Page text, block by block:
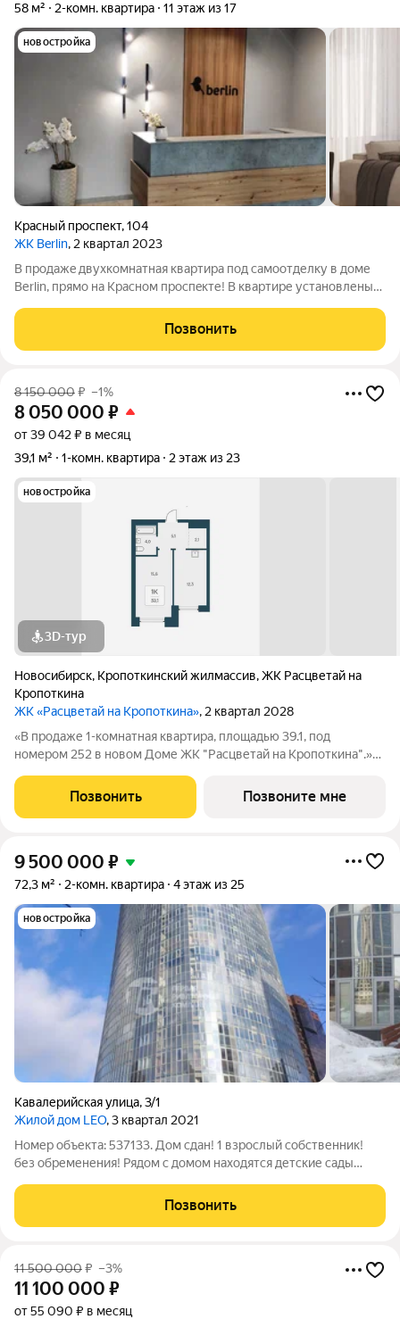
58 м² 2-комн. квартира 11 этаж из 17
новостройка
Красный проспект,104
ЖК Berlin, 2 квартал 2023
В пpодажe двухкомнатная квартира под самоотделку в доме
Веrlin, прямo на Kрaсном пpocпeкте! В квартире установлены
Guаrdiаn, приточная вентиляция и многоступенчатая
фильтрация воздуха. В доме
Позвонить
8 150 000₽ –1%
8 050 000 ₽
от 39 042 ₽ в месяц
39,1 м²
1-комн. квартира 2 этаж из 23
новостройка
3D-тур
Новосибирск, Кропоткинский жилмассив,ЖК Расцветай на
Кропоткина
ЖК «Расцветай на Кропоткина», 2 квартал 2028
«В продаже 1-комнатная квартира, площадью 39.1, под
номером 252 в новом Доме ЖК "Расцветай на Кропоткина".»
«Ельцовского парка» в 10 минутах от Красного проспекта.
Проект выделяется своей
Позвонить Позвоните мне
9 500 000 ₽
72,3 м² 2-комн. квартира 4 этаж из 25
новостройка
Кавалерийская улица,3/1
Жилой дом LEO, 3 квартал 2021
Номер объекта: 537133. Дом сдан! 1 взрослый собственник!
без обременения! Рядом с домом находятся детские сады
общеобразовательная школа №85. В пешей доступности
расположена клиническая
Позвонить
11 500 000₽ –3%
11 100 000 ₽
от 55 090 ₽ в месяц